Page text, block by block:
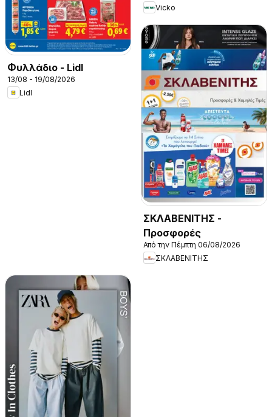
Φυλλάδιο - Lidl
13/08 - 19/08/2026
Lidl
Vicko
ΣΚΛΑΒΕΝΙΤΗΣ -
Προσφορές
Από την Πέμπτη 06/08/2026
ΣΚΛΑΒΕΝΙΤΗΣ